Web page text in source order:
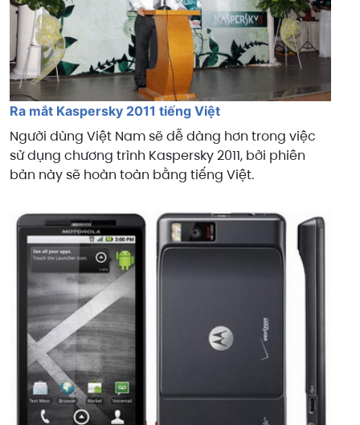
Ra mắt Kaspersky 2011 tiếng Việt
Người dùng Việt Nam sẽ dễ dàng hơn trong việc
sử dụng chương trình Kaspersky 2011, bởi phiên
bản này sẽ hoàn toàn bằng tiếng Việt.